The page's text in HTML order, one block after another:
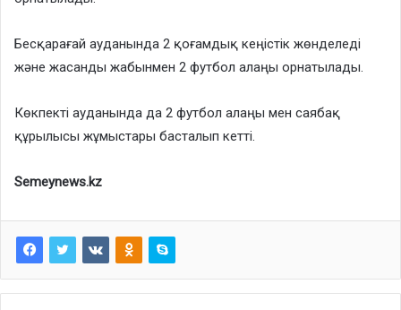
Бесқарағай ауданында 2 қоғамдық кеңістік жөнделеді
және жасанды жабынмен 2 футбол алаңы орнатылады.
Көкпекті ауданында да 2 футбол алаңы мен саябақ
құрылысы жұмыстары басталып кетті.
Semeynews.kz